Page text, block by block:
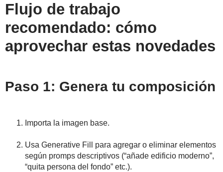
Flujo de trabajo
recomendado: cómo
aprovechar estas novedades
Paso 1: Genera tu composición
Importa la imagen base.
Usa Generative Fill para agregar o eliminar elementos
según promps descriptivos (“añade edificio moderno”,
“quita persona del fondo” etc.).